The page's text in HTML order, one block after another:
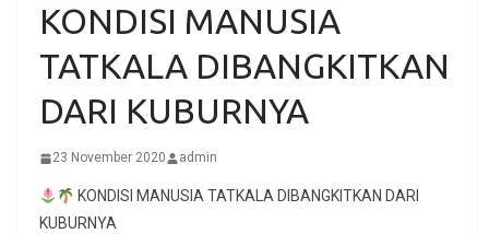
KONDISI MANUSIA
TATKALA DIBANGKITKAN
DARI KUBURNYA
23 November 2020 admin
KONDISI MANUSIA TATKALA DIBANGKITKAN DARI
KUBURNYA